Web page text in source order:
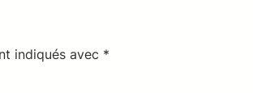
indiqués avec *